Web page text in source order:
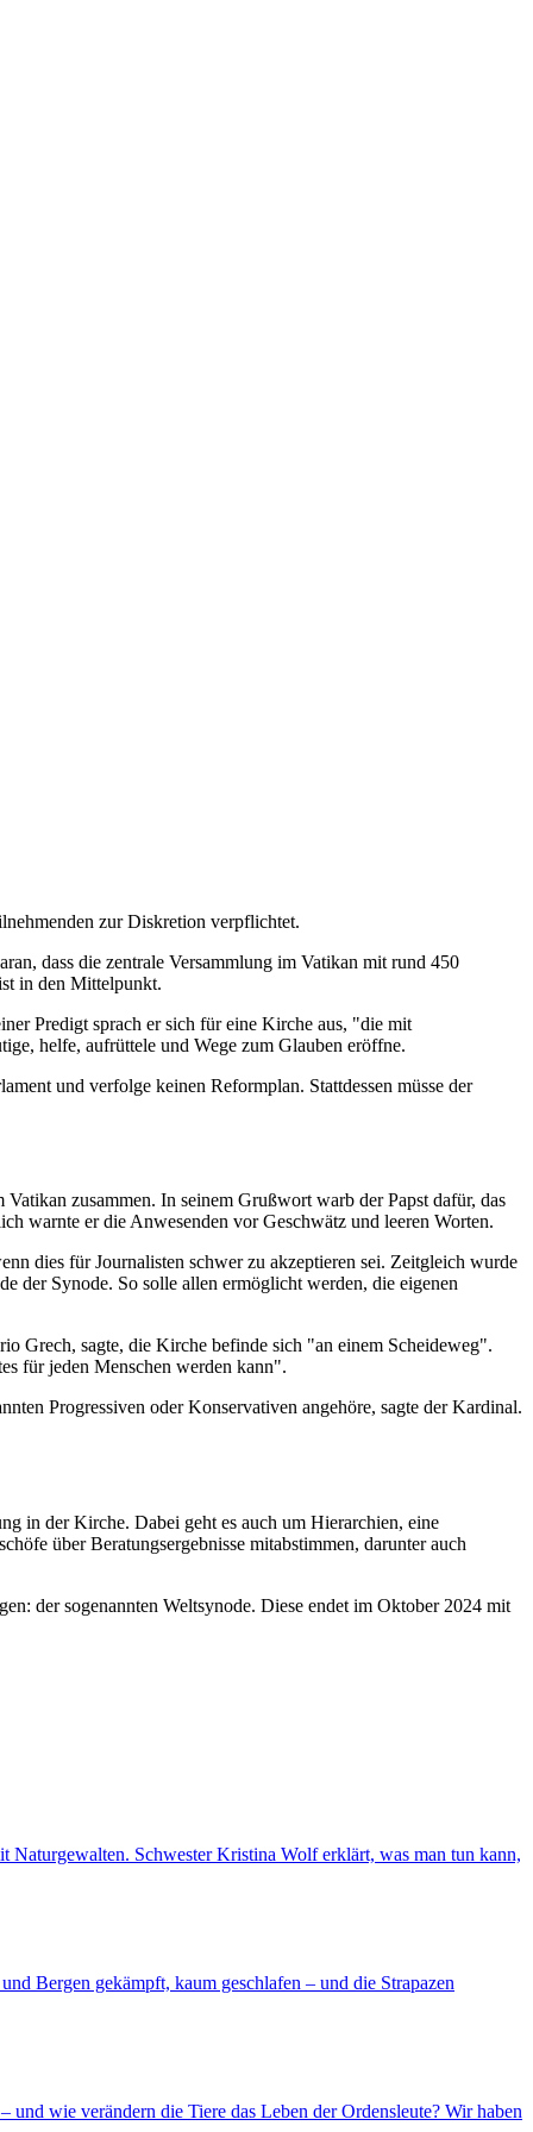
zur Diskretion verpflichtet.
dass die zentrale Versammlung im Vatikan mit rund 450
in den Mittelpunkt.
Predigt sprach er sich für eine Kirche aus, "die mit
helfe, aufrüttele und Wege zum Glauben eröffne.
und verfolge keinen Reformplan. Stattdessen müsse der
zusammen. In seinem Grußwort warb der Papst dafür, das
warnte er die Anwesenden vor Geschwätz und leeren Worten.
dies für Journalisten schwer zu akzeptieren sei. Zeitgleich wurde
der Synode. So solle allen ermöglicht werden, die eigenen
Grech, sagte, die Kirche befinde sich "an einem Scheideweg".
für jeden Menschen werden kann".
Progressiven oder Konservativen angehöre, sagte der Kardinal.
in der Kirche. Dabei geht es auch um Hierarchien, eine
über Beratungsergebnisse mitabstimmen, darunter auch
der sogenannten Weltsynode. Diese endet im Oktober 2024 mit
Naturgewalten. Schwester Kristina Wolf erklärt, was man tun kann,
Bergen gekämpft, kaum geschlafen – und die Strapazen
wie verändern die Tiere das Leben der Ordensleute? Wir haben